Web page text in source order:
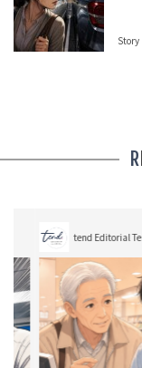
Story
tend Editorial Team